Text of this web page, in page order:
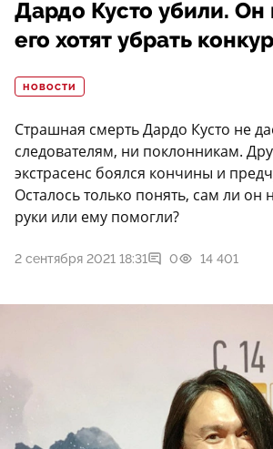
Дардо Кусто убили. Он
его хотят убрать
НОВОСТИ
Страшная смерть Дардо Кусто не
следователям, ни поклонникам.
экстрасенс боялся кончины и
Осталось только понять, сам ли он
руки или ему помогли?
2 сентября 2021 18:31 0 14 401